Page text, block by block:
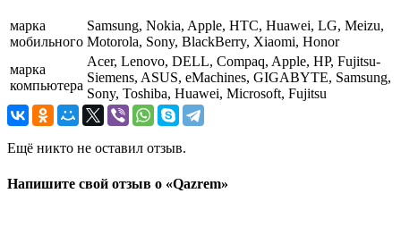
марка
мобильного
Samsung, Nokia, Apple, HTC, Huawei, LG, Meizu,
Motorola, Sony, BlackBerry, Xiaomi, Honor
марка
компьютера
Acer, Lenovo, DELL, Compaq, Apple, HP, Fujitsu-
Siemens, ASUS, eMachines, GIGABYTE, Samsung,
Sony, Toshiba, Huawei, Microsoft, Fujitsu
Ещё никто не оставил отзыв.
Напишите свой отзыв о «Qazrem»